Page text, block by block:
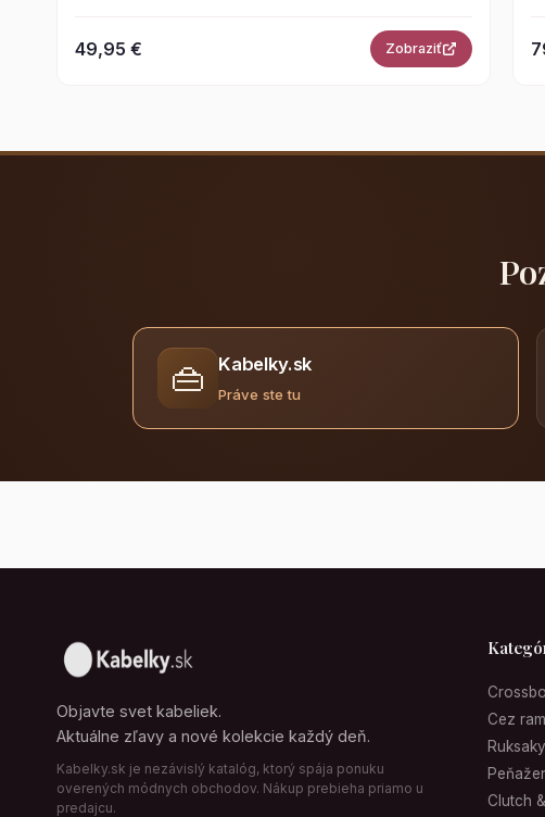
49,95 € Zobraziť
👜 Kabelky.sk
Práve ste tu
Objavte svet kabeliek.
Aktuálne zľavy a nové kolekcie každý deň.
Kabelky.sk je nezávislý katalóg, ktorý spája ponuku
overených módnych obchodov. Nákup prebieha priamo u
predajcu.
Cez
Ruksaky
Clutch